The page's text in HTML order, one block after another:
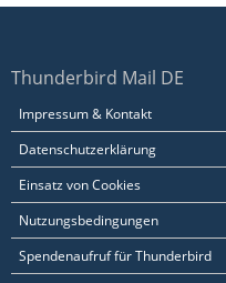
Thunderbird Mail DE
Impressum & Kontakt
Datenschutzerklärung
Einsatz von Cookies
Nutzungsbedingungen
Spendenaufruf für Thunderbird